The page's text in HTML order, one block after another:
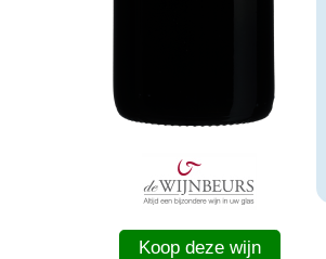
Koop deze wijn